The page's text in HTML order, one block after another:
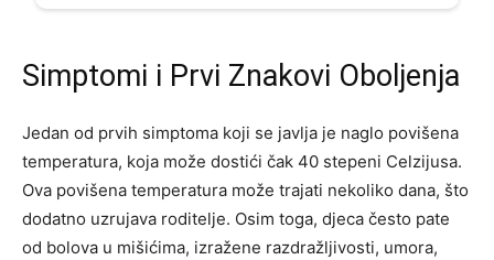
Simptomi i Prvi Znakovi Oboljenja
Jedan od prvih simptoma koji se javlja je naglo povišena
temperatura, koja može dostići čak 40 stepeni Celzijusa.
Ova povišena temperatura može trajati nekoliko dana, što
dodatno uzrujava roditelje. Osim toga, djeca često pate
od bolova u mišićima, izražene razdražljivosti, umora,